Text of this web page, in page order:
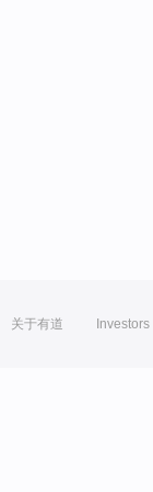
关于有道 Investors